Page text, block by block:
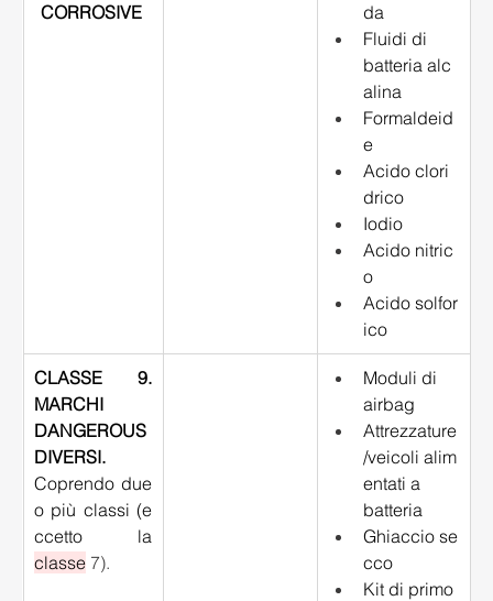
CORROSIVE
da
Fluidi di
batteria alc
alina
Formaldeid
e
Acido clori
drico
Iodio
Acido nitric
o
Acido solfor
ico
CLASSE 9.
MARCHI
DANGEROUS
Coprendo due
o più classi (e
classe 7).
Moduli di
airbag
Attrezzature
/veicoli alim
entati a
batteria
Ghiaccio se
cco
Kit di primo